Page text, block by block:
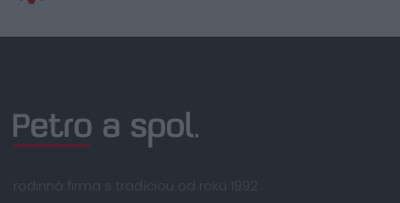
rodinná firma s tradíciou od roku 1992